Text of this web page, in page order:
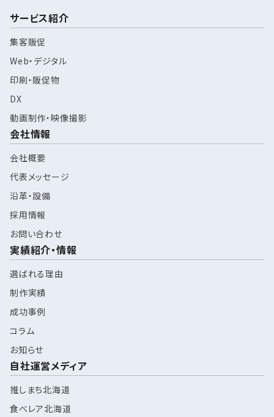
サービス紹介
集客販促
Web・デジタル
印刷・販促物
DX
動画制作・映像撮影
会社情報
会社概要
代表メッセージ
沿革・設備
採用情報
お問い合わせ
実績紹介・情報
選ばれる理由
制作実績
成功事例
コラム
お知らせ
自社運営メディア
推しまち北海道
食べレア北海道